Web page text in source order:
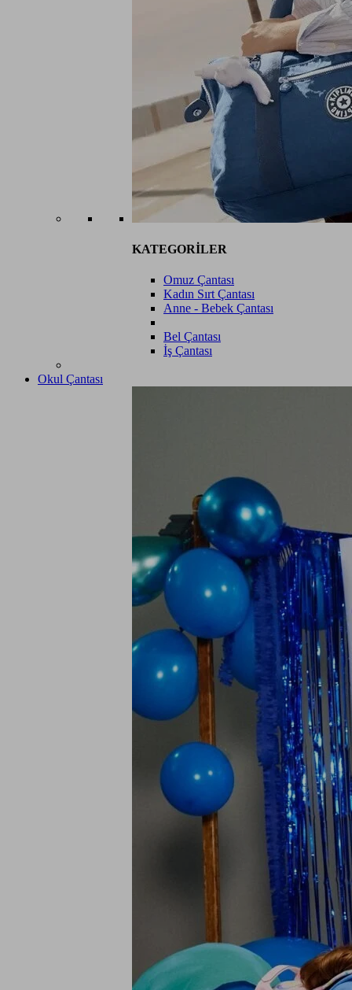
KATEGORİLER
Omuz Çantası
Kadın Sırt Çantası
Anne - Bebek Çantası
Bel Çantası
İş Çantası
Okul Çantası